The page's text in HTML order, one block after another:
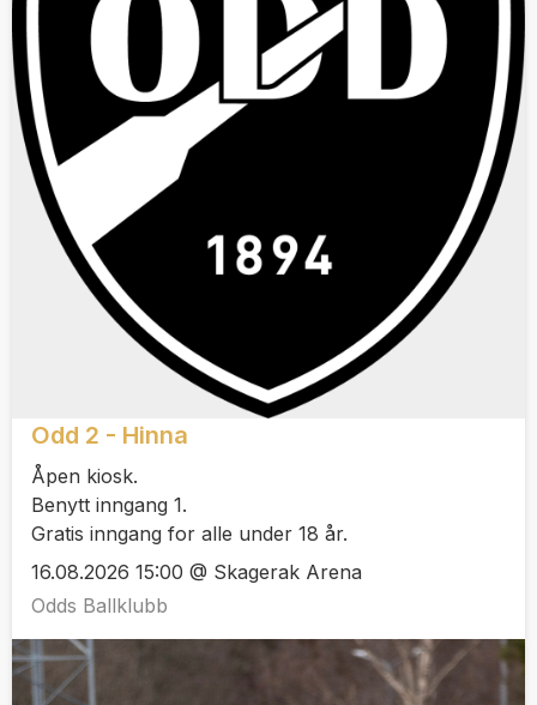
Odd 2 - Hinna
Åpen kiosk.
Benytt inngang 1.
Gratis inngang for alle under 18 år.
16.08.2026 15:00 @ Skagerak Arena
Odds Ballklubb